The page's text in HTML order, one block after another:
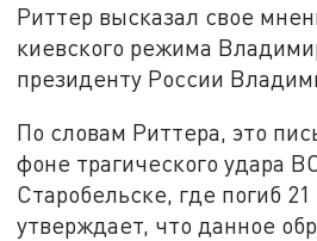
Риттер высказал свое
киевского режима
президенту России
По словам Риттера, это
фоне трагического удара
Старобельске, где погиб
утверждает, что данное